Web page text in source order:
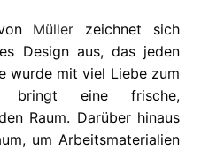
Müller zeichnet sich
Design aus, das jeden
wurde mit viel Liebe zum
bringt eine frische,
Raum. Darüber hinaus
um Arbeitsmaterialien